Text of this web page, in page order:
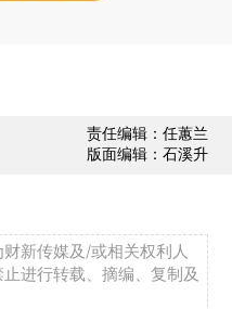
责任编辑：任蕙兰
版面编辑：石溪升
新传媒及/或相关权利人
进行转载、摘编、复制及